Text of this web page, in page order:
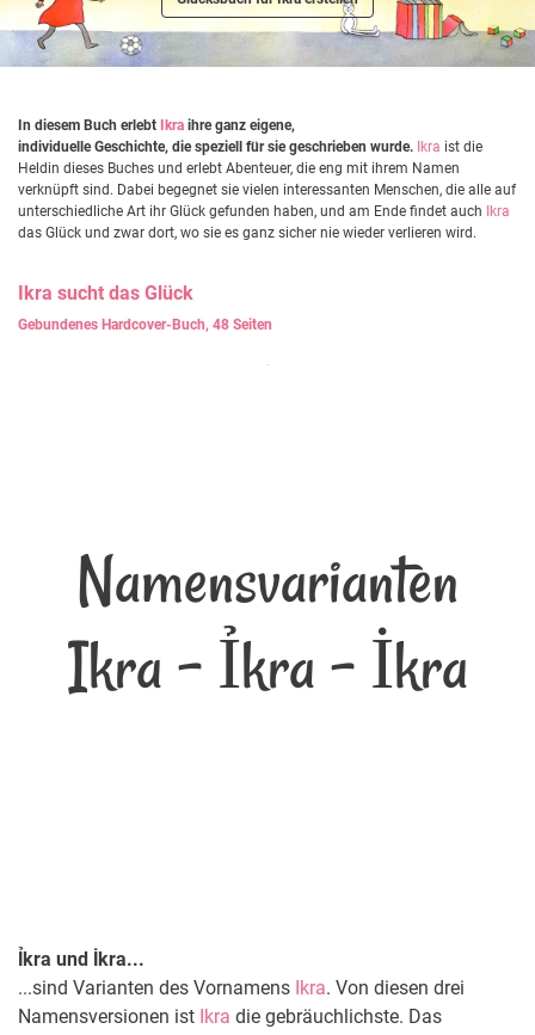
In diesem Buch erlebt Ikra ihre ganz eigene,
individuelle Geschichte, die speziell für sie geschrieben wurde. Ikra ist die
Heldin dieses Buches und erlebt Abenteuer, die eng mit ihrem Namen
verknüpft sind. Dabei begegnet sie vielen interessanten Menschen, die alle auf
unterschiedliche Art ihr Glück gefunden haben, und am Ende findet auch Ikra
das Glück und zwar dort, wo sie es ganz sicher nie wieder verlieren wird.
Ikra sucht das Glück
Gebundenes Hardcover-Buch, 48 Seiten
Namensvarianten
Ikra - Ỉkra - İkra
Ỉkra und İkra...
...sind Varianten des Vornamens Ikra. Von diesen drei
Namensversionen ist Ikra die gebräuchlichste. Das